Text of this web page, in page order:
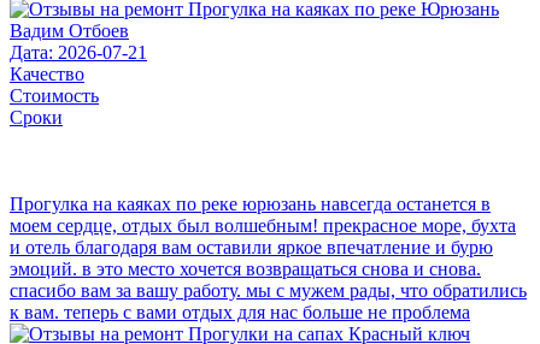
Вадим Отбоев
Дата: 2026-07-21
Качество
Стоимость
Сроки
Прогулка на каяках по реке юрюзань навсегда останется в
моем сердце, отдых был волшебным! прекрасное море, бухта
и отель благодаря вам оставили яркое впечатление и бурю
эмоций. в это место хочется возвращаться снова и снова.
спасибо вам за вашу работу. мы с мужем рады, что обратились
к вам. теперь с вами отдых для нас больше не проблема